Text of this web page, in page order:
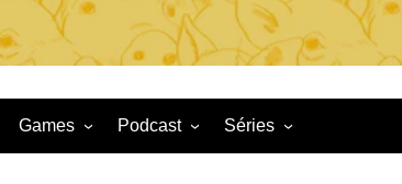
Games Podcast Séries